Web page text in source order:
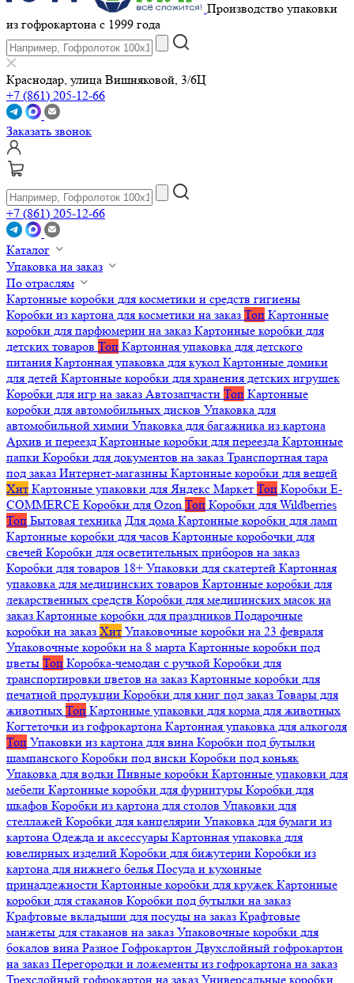
Производство упаковки
из гофрокартона с 1999 года
Краснодар, улица Вишняковой, 3/6Ц
+7 (861) 205-12-66
Заказать звонок
+7 (861) 205-12-66
Каталог
Упаковка на заказ
По отраслям
Картонные коробки для косметики и средств гигиены
Коробки из картона для косметики на заказ Топ Картонные
коробки для парфюмерии на заказ Картонные коробки для
детских товаров Топ Картонная упаковка для детского
питания Картонная упаковка для кукол Картонные домики
для детей Картонные коробки для хранения детских игрушек
Коробки для игр на заказ Автозапчасти Топ Картонные
коробки для автомобильных дисков Упаковка для
автомобильной химии Упаковка для багажника из картона
Архив и переезд Картонные коробки для переезда Картонные
папки Коробки для документов на заказ Транспортная тара
под заказ Интернет-магазины Картонные коробки для вещей
Хит Картонные упаковки для Яндекс Маркет Топ Коробки E-
COMMERCE Коробки для Ozon Топ Коробки для Wildberries
Топ Бытовая техника Для дома Картонные коробки для ламп
Картонные коробки для часов Картонные коробочки для
свечей Коробки для осветительных приборов на заказ
Коробки для товаров 18+ Упаковки для скатертей Картонная
упаковка для медицинских товаров Картонные коробки для
лекарственных средств Коробки для медицинских масок на
заказ Картонные коробки для праздников Подарочные
коробки на заказ Хит Упаковочные коробки на 23 февраля
Упаковочные коробки на 8 марта Картонные коробки под
цветы Топ Коробка-чемодан с ручкой Коробки для
транспортировки цветов на заказ Картонные коробки для
печатной продукции Коробки для книг под заказ Товары для
животных Топ Картонные упаковки для корма для животных
Когтеточки из гофрокартона Картонная упаковка для алкоголя
Топ Упаковки из картона для вина Коробки под бутылки
шампанского Коробки под виски Коробки под коньяк
Упаковка для водки Пивные коробки Картонные упаковки для
мебели Картонные коробки для фурнитуры Коробки для
шкафов Коробки из картона для столов Упаковки для
стеллажей Коробки для канцелярии Упаковка для бумаги из
картона Одежда и аксессуары Картонная упаковка для
ювелирных изделий Коробки для бижутерии Коробки из
картона для нижнего белья Посуда и кухонные
принадлежности Картонные коробки для кружек Картонные
коробки для стаканов Коробки под бутылки на заказ
Крафтовые вкладыши для посуды на заказ Крафтовые
манжеты для стаканов на заказ Упаковочные коробки для
бокалов вина Разное Гофрокартон Двухслойный гофрокартон
на заказ Перегородки и ложементы из гофрокартона на заказ
Трехслойный гофрокартон на заказ Универсальные коробки